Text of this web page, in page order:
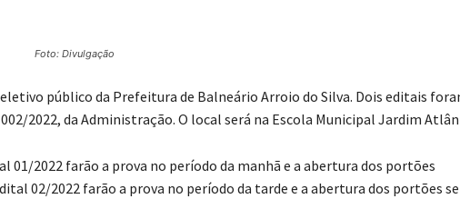
Foto: Divulgação
público da Prefeitura de Balneário Arroio do Silva. Dois editais
002/2022, da Administração. O local será na Escola Municipal Jardim
01/2022 farão a prova no período da manhã e a abertura dos portões
02/2022 farão a prova no período da tarde e a abertura dos portões